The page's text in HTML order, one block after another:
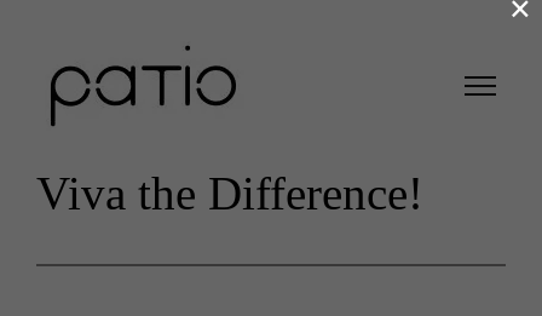
Viva the Difference!